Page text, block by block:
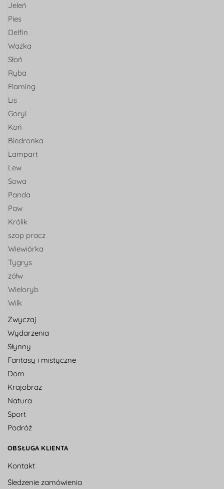
Jeleń
Pies
Delfin
Ważka
Słoń
Ryba
Flaming
Lis
Goryl
Koń
Biedronka
Lampart
Lew
Sowa
Panda
Paw
Królik
szop pracz
Wiewiórka
Tygrys
żółw
Wieloryb
Wilk
Zwyczaj
Wydarzenia
Słynny
Fantasy i mistyczne
Dom
Krajobraz
Natura
Sport
Podróż
OBSŁUGA KLIENTA
Kontakt
Śledzenie zamówienia